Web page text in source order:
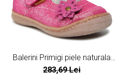
Balerini Primigi piele naturala
roz
283,69 Lei